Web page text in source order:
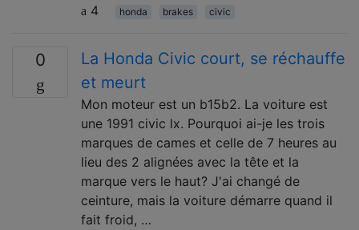
4
honda brakes civic
0
La Honda Civic court, se réchauffe
et meurt
Mon moteur est un b15b2. La voiture est
une 1991 civic lx. Pourquoi ai-je les trois
marques de cames et celle de 7 heures au
lieu des 2 alignées avec la tête et la
marque vers le haut? J'ai changé de
ceinture, mais la voiture démarre quand il
fait froid, …